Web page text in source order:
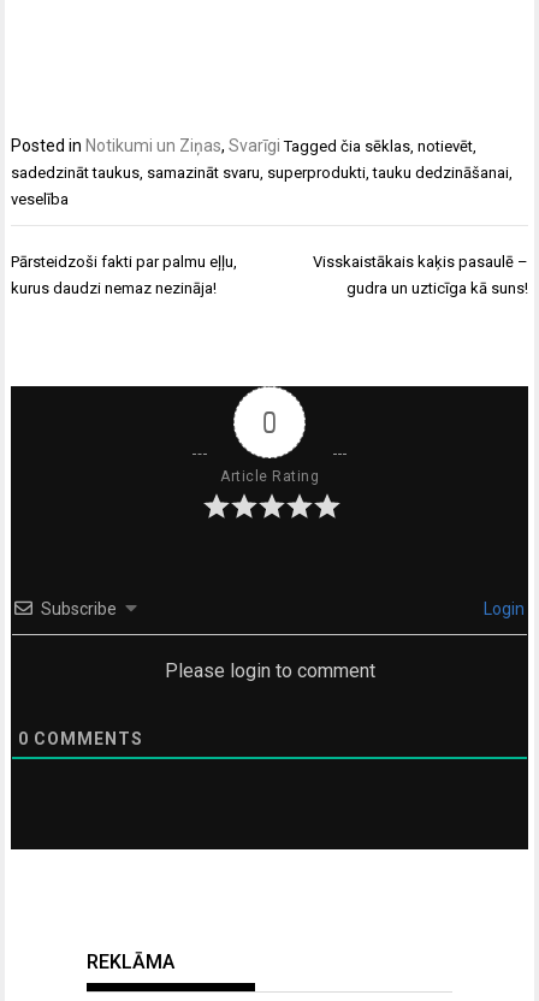
Posted in Notikumi un Ziņas,Svarīgi Taggedčia sēklas ,notievēt
sadedzināt taukus samazināt svaru superprodukti ,tauku dedzināšanai
veselība
Ziņu
izvēlne
Pārsteidzoši fakti par palmu eļļu,
kurus daudzi nemaz nezināja!
Visskaistākais kaķis pasaulē –
gudra un uzticīga kā suns!
0
Article Rating
Subscribe Login
Please login to comment
0 COMMENTS
REKLĀMA